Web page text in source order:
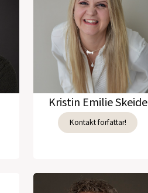
Kristin Emilie Skeide
Kontakt forfattar!